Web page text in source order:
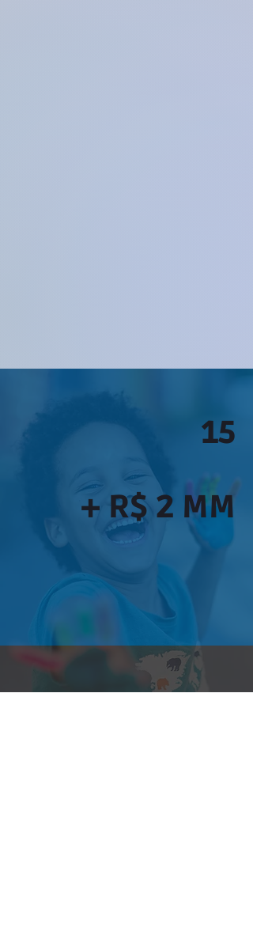
15
+ R$ 2 MM